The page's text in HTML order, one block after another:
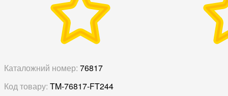
Каталожний номер: 76817
Код товару: TM-76817-FT244